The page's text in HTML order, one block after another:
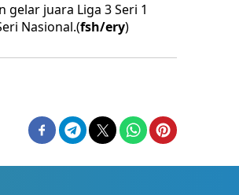
juara Liga 3 Seri 1
Nasional.(fsh/ery)